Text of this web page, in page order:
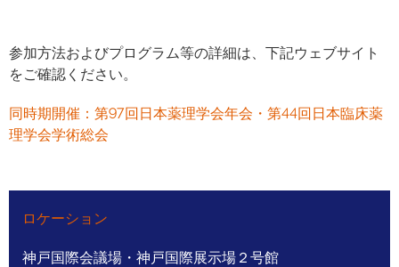
参加方法およびプログラム等の詳細は、下記ウェブサイト
をご確認ください。
同時期開催：第97回日本薬理学会年会・第44回日本臨床薬
理学会学術総会
ロケーション
神戸国際会議場・神戸国際展示場２号館